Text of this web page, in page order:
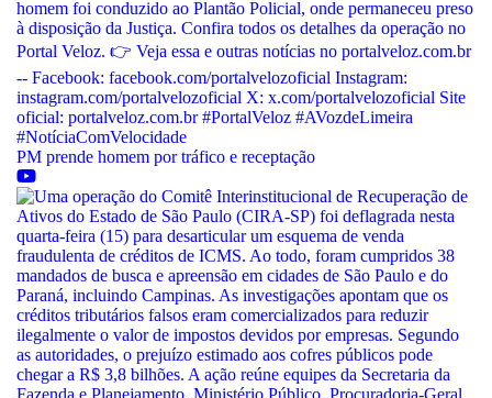
PM prende homem por tráfico e receptação